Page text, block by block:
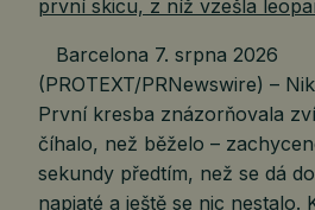
Barcelona 7. srpna 2026
(PROTEXT/PRNewswire) –
První kresba znázorňovala
číhalo, než běželo –
sekundy předtím, než se dá
napjaté a ještě se nic nestalo.